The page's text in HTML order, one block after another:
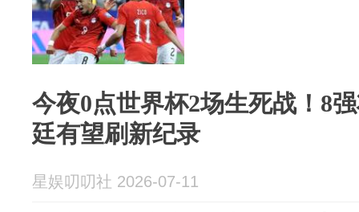
今夜0点世界杯2场生死战！8
廷有望刷新纪录
星娱叨叨社 2026-07-11